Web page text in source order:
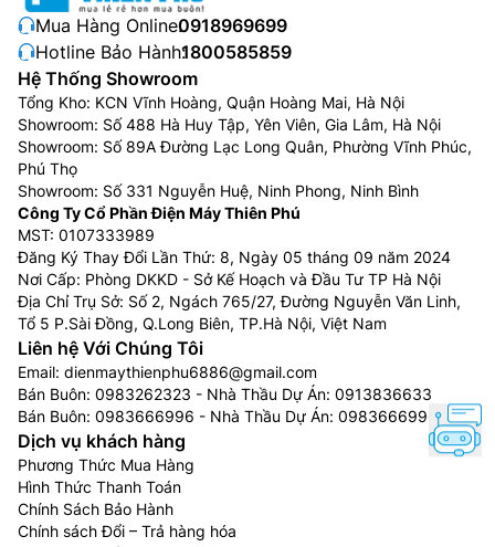
Mua Hàng Online:0918969699
Hotline Bảo Hành:1800585859
Hệ Thống Showroom
Tổng Kho: KCN Vĩnh Hoàng, Quận Hoàng Mai, Hà Nội
Showroom: Số 488 Hà Huy Tập, Yên Viên, Gia Lâm, Hà Nội
Showroom: Số 89A Đường Lạc Long Quân, Phường Vĩnh Phúc,
Phú Thọ
Showroom: Số 331 Nguyễn Huệ, Ninh Phong, Ninh Bình
Công Ty Cổ Phần Điện Máy Thiên Phú
MST: 0107333989
Đăng Ký Thay Đổi Lần Thứ: 8, Ngày 05 tháng 09 năm 2024
Nơi Cấp: Phòng DKKD - Sở Kế Hoạch và Đầu Tư TP Hà Nội
Địa Chỉ Trụ Sở: Số 2, Ngách 765/27, Đường Nguyễn Văn Linh,
Tổ 5 P.Sài Đồng, Q.Long Biên, TP.Hà Nội, Việt Nam
Liên hệ Với Chúng Tôi
Email: dienmaythienphu6886@gmail.com
Bán Buôn: 0983262323 - Nhà Thầu Dự Án: 0913836633
Bán Buôn: 0983666996 - Nhà Thầu Dự Án: 0983666996
Dịch vụ khách hàng
Phương Thức Mua Hàng
Hình Thức Thanh Toán
Chính Sách Bảo Hành
Chính sách Đổi – Trả hàng hóa